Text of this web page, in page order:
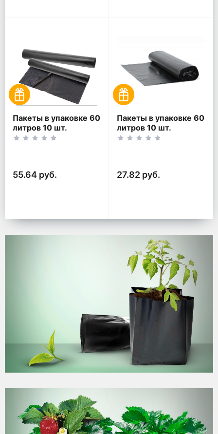
Пакеты в упаковке 60
литров 10 шт.
(10шт*2рул)
55.64 руб.
Пакеты в упаковке 60
литров 10 шт.
(10шт*1рул)
27.82 руб.